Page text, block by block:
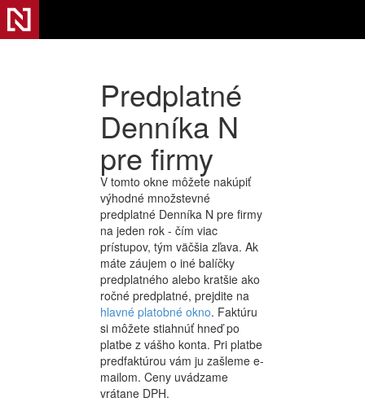
Predplatné
Denníka N
pre firmy
V tomto okne môžete nakúpiť
výhodné množstevné
predplatné Denníka N pre firmy
na jeden rok - čím viac
prístupov, tým väčšia zľava. Ak
máte záujem o iné balíčky
predplatného alebo kratšie ako
ročné predplatné, prejdite na
hlavné platobné okno. Faktúru
si môžete stiahnúť hneď po
platbe z vášho konta. Pri platbe
predfaktúrou vám ju zašleme e-
mailom. Ceny uvádzame
vrátane DPH.